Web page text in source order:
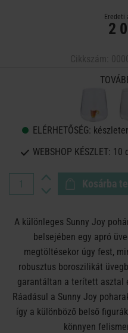
Eredeti
2
ELÉRHETŐSÉG:
WEBSHOP KÉSZLET: 10
Kosárba
A különleges Sunny Joy
belsejében egy apró
megtöltésekor úgy fest,
robusztus boroszilikát
garantáltan a terített asztal
Ráadásul a Sunny Joy
így a különböző belső
könnyen